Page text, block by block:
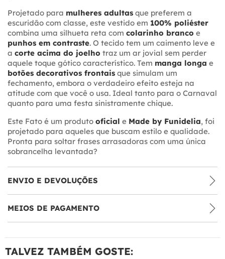
Projetado para mulheres adultas que preferem a
escuridão com classe, este vestido em 100% poliéster
combina uma silhueta reta com colarinho branco e
punhos em contraste. O tecido tem um caimento leve e
a corte acima do joelho traz um ar jovial sem perder
aquele toque gótico característico. Tem manga longa e
botões decorativos frontais que simulam um
fechamento, embora o verdadeiro efeito esteja na
atitude com que você o usa. Ideal tanto para o Carnaval
quanto para uma festa sinistramente chique.
Este Fato é um produto oficial e Made by Funidelia, foi
projetado para aqueles que buscam estilo e qualidade.
Pronta para soltar frases arrasadoras com uma única
sobrancelha levantada?
ENVIO E DEVOLUÇÕES
MEIOS DE PAGAMENTO
TALVEZ TAMBÉM GOSTE: